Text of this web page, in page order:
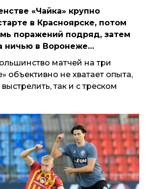
«Чайка» крупно
в Красноярске, потом
поражений подряд, затем
ничью в Воронеже…
матчей на три
объективно не хватает опыта,
так и с треском